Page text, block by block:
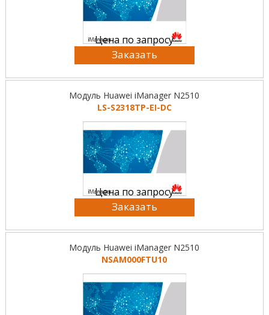
Цена по запросу
Заказать
Модуль Huawei iManager N2510
LS-S2318TP-EI-DC
Цена по запросу
Заказать
Модуль Huawei iManager N2510
NSAM000FTU10